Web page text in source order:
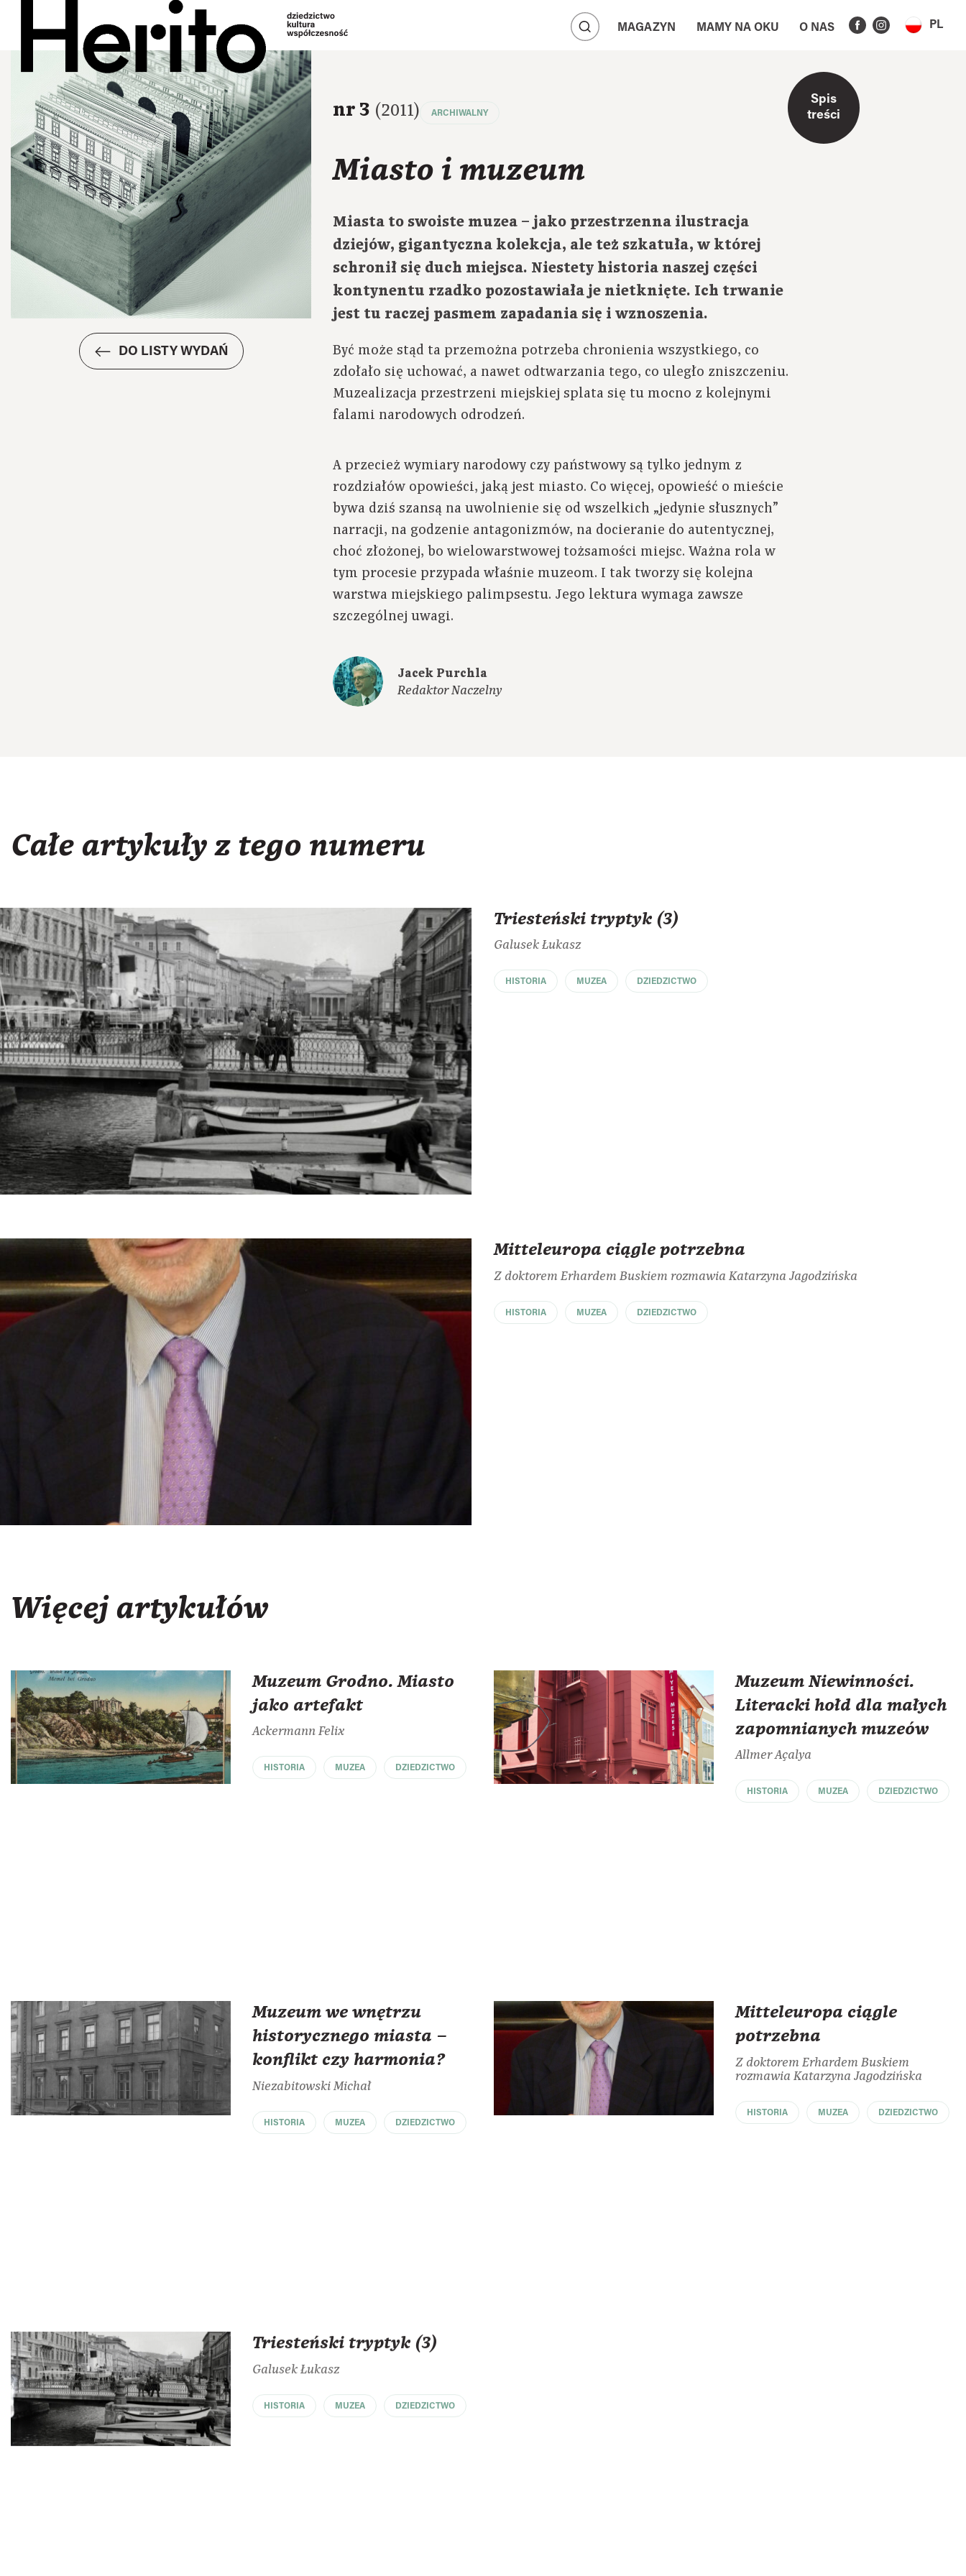
MAGAZYN MAMY NA OKU O NAS PL
DO LISTY WYDAŃ
nr 3 (2011) ARCHIWALNY
Miasto i muzeum
Miasta to swoiste muzea – jako przestrzenna ilustracja
dziejów, gigantyczna kolekcja, ale też szkatuła, w której
schronił się duch miejsca. Niestety historia naszej części
kontynentu rzadko pozostawiała je nietknięte. Ich trwanie
jest tu raczej pasmem zapadania się i wznoszenia.
Być może stąd ta przemożna potrzeba chronienia wszystkiego, co
zdołało się uchować, a nawet odtwarzania tego, co uległo zniszczeniu.
Muzealizacja przestrzeni miejskiej splata się tu mocno z kolejnymi
falami narodowych odrodzeń.
A przecież wymiary narodowy czy państwowy są tylko jednym z
rozdziałów opowieści, jaką jest miasto. Co więcej, opowieść o mieście
bywa dziś szansą na uwolnienie się od wszelkich „jedynie słusznych”
narracji, na godzenie antagonizmów, na docieranie do autentycznej,
choć złożonej, bo wielowarstwowej tożsamości miejsc. Ważna rola w
tym procesie przypada właśnie muzeom. I tak tworzy się kolejna
warstwa miejskiego palimpsestu. Jego lektura wymaga zawsze
szczególnej uwagi.
Jacek Purchla
Redaktor Naczelny
Spis
treści
Całe artykuły z tego numeru
Triesteński tryptyk (3)
Galusek Łukasz
HISTORIA MUZEA DZIEDZICTWO
Mitteleuropa ciągle potrzebna
Z doktorem Erhardem Buskiem rozmawia Katarzyna Jagodzińska
HISTORIA MUZEA DZIEDZICTWO
Więcej artykułów
Muzeum Grodno. Miasto
jako artefakt
Ackermann Felix
HISTORIA MUZEA DZIEDZICTWO
Muzeum Niewinności.
Literacki hołd dla małych
zapomnianych muzeów
Allmer Açalya
HISTORIA MUZEA DZIEDZICTWO
Muzeum we wnętrzu
historycznego miasta –
konflikt czy harmonia?
Niezabitowski Michał
HISTORIA MUZEA DZIEDZICTWO
Mitteleuropa ciągle
potrzebna
Z doktorem Erhardem Buskiem
rozmawia Katarzyna Jagodzińska
HISTORIA MUZEA DZIEDZICTWO
Triesteński tryptyk (3)
Galusek Łukasz
HISTORIA MUZEA DZIEDZICTWO